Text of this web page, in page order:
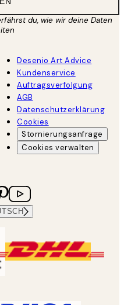
du, wie wir deine Daten
Desenio Art Advice
Kundenservice
Auftragsverfolgung
AGB
Datenschutzerklärung
Cookies
Stornierungsanfrage
Cookies verwalten